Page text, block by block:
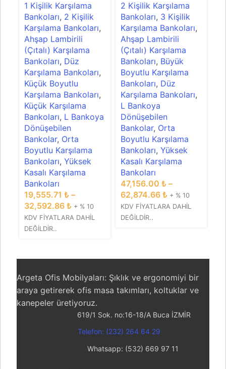
1 Kişilik Karşılama
Bankoları, 2 Kişilik
Karşılama Bankoları,
Ahşap Lambirili
(Çıtalı) Karşılama
Bankoları, Düz
Karşılama Bankoları,
Küçük Boyutlu
Karşılama Bankoları,
Küçük Karşılama
Bankoları, L Bankoya
Dönüşebilen
Bankolar, Orta
Boyutlu Karşılama
Bankoları, Yüksek
Kasalı Karşılama
Bankoları
19,555.71 ₺ –
32,592.86 ₺ + % 10
KDV FİYATLARA DAHİL
DEĞİLDİR..
2 Kişilik Karşılama
Bankoları, 3 Kişilik
Karşılama Bankoları,
Ahşap Lambirili
(Çıtalı) Karşılama
Bankoları, Büyük
Boyutlu Karşılama
Bankoları, Düz
Karşılama Bankoları,
L Bankoya
Dönüşebilen
Bankolar, Orta
Boyutlu Karşılama
Bankoları, Yüksek
Kasalı Karşılama
Bankoları
47,156.00 ₺ –
62,874.66 ₺ + % 10
KDV FİYATLARA DAHİL
DEĞİLDİR..
Argeta Ofis Mobilyaları: Şıklık ve ergonomiyi bir
araya getirerek ofis masa takımları, koltuklar ve
kanepeler üretiyoruz.
619/1 Sok. no:16-18/A Buca İZMİR
Telefon: (232) 264 64 29
Whatsapp: (532) 669 97 11